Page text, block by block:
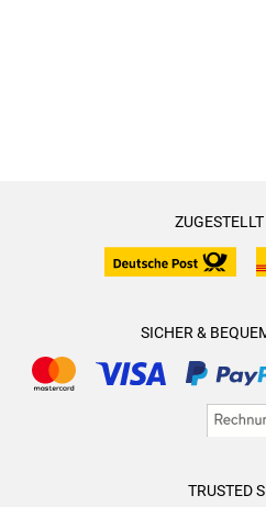
SICHER &
TRUSTED